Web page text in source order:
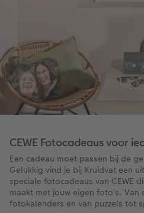
CEWE Fotocadeaus voor
Een cadeau moet passen bij de
Gelukkig vind je bij Kruidvat een
speciale fotocadeaus van CEWE
maakt met jouw eigen foto’s.
fotokalenders en van puzzels tot